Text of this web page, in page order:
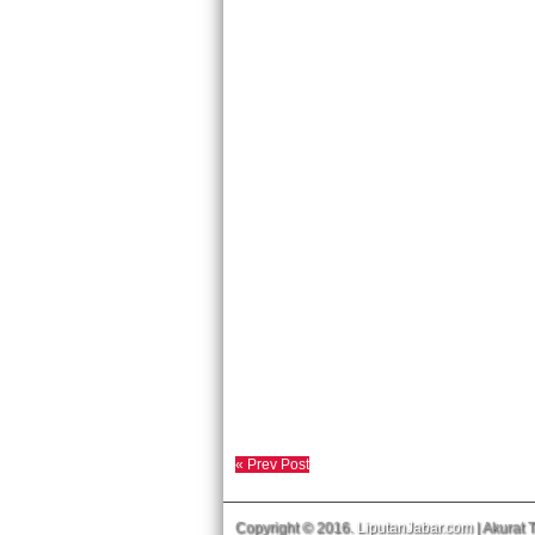
« Prev Post
Copyright © 2016. LiputanJabar.com| Akurat